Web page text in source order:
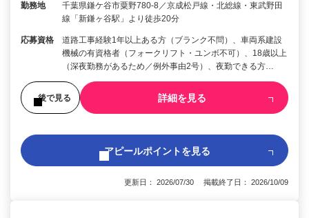
勤務地
千葉県鎌ケ谷市粟野780-8／京成松戸線・北総線・東武野田
線「新鎌ヶ谷駅」より徒歩20分
応募資格
道路工事経験1年以上ある方（ブランク不問）、車両系建設
機械の有資格者（フォークリフト・ユンボ不可）、18歳以上
（深夜勤務があるため／例外事由2号）、夜勤できる方…
後で見る 詳細を見る
アピールポイントを見る
更新日： 2026/07/30 掲載終了日： 2026/10/09